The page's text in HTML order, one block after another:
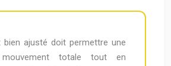
bien ajusté doit permettre une
totale tout en